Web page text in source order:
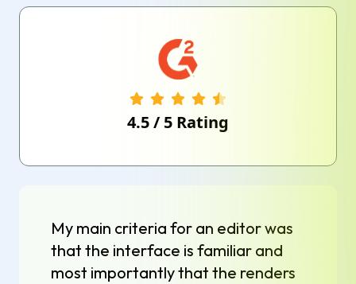
4.5/ 5 Rating
My main criteria for an editor was
that the interface is familiar and
most importantly that the renders